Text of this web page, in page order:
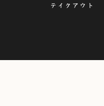
テイクアウト